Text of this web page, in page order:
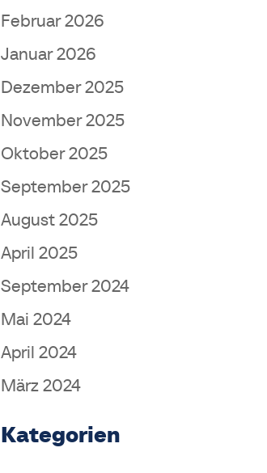
Februar 2026
Januar 2026
Dezember 2025
November 2025
Oktober 2025
September 2025
August 2025
April 2025
September 2024
Mai 2024
April 2024
März 2024
Kategorien